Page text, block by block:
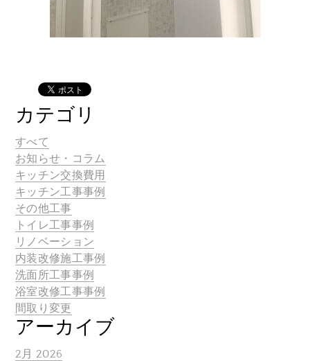
カテゴリ
すべて
お知らせ・コラム
キッチン交換費用
キッチン工事事例
その他工事
トイレ工事事例
リノベーション
内装改修施工事例
洗面所工事事例
浴室改修工事事例
間取り変更
アーカイブ
2月 2026